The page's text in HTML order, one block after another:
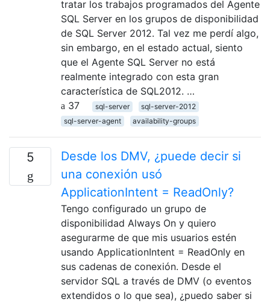
tratar los trabajos programados del Agente
SQL Server en los grupos de disponibilidad
de SQL Server 2012. Tal vez me perdí algo,
sin embargo, en el estado actual, siento
que el Agente SQL Server no está
realmente integrado con esta gran
característica de SQL2012. …
37
sql-server
sql-server-2012
sql-server-agent
availability-groups
5
Desde los DMV, ¿puede decir si
una conexión usó
ApplicationIntent = ReadOnly?
Tengo configurado un grupo de
disponibilidad Always On y quiero
asegurarme de que mis usuarios estén
usando ApplicationIntent = ReadOnly en
sus cadenas de conexión. Desde el
servidor SQL a través de DMV (o eventos
extendidos o lo que sea), ¿puedo saber si